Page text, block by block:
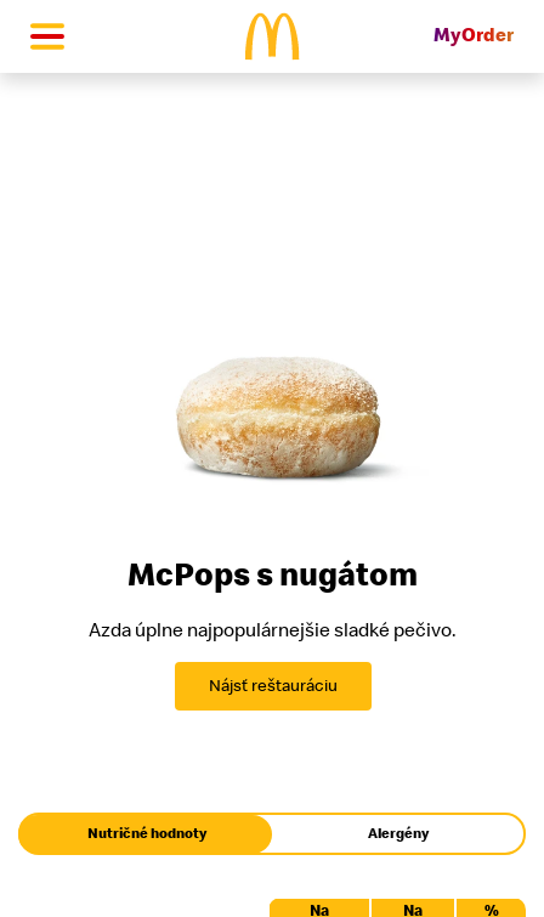
McDonald's Homepage
MyOrder
McPops s nugátom
Azda úplne najpopulárnejšie sladké pečivo.
Nájsť reštauráciu
Nutričné hodnoty Alergény
Na
Na
%